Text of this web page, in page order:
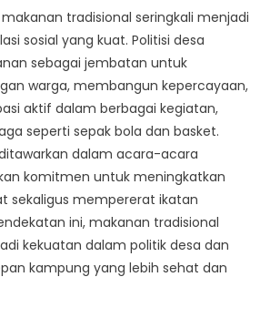
tradisional seringkali menjadi
sosial yang kuat. Politisi desa
sebagai jembatan untuk
warga, membangun kepercayaan,
aktif dalam berbagai kegiatan,
seperti sepak bola dan basket.
dalam acara-acara
komitmen untuk meningkatkan
sekaligus mempererat ikatan
ini, makanan tradisional
kekuatan dalam politik desa dan
kampung yang lebih sehat dan